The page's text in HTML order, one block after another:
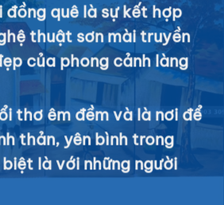
đồng quê là sự kết hợp
thuật sơn mài truyền
của phong cảnh làng
thơ êm đềm và là nơi để
thản, yên bình trong
là với những người